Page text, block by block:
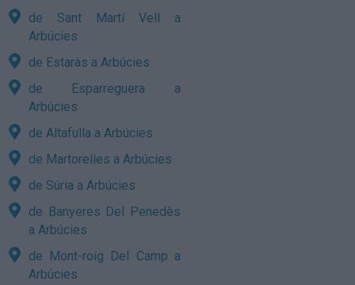
de Sant Martí Vell a
Arbúcies
de Estaràs a Arbúcies
de Esparreguera a
Arbúcies
de Altafulla a Arbúcies
de Martorelles a Arbúcies
de Súria a Arbúcies
de Banyeres Del Penedès
a Arbúcies
de Mont-roig Del Camp a
Arbúcies